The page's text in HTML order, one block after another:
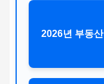
2026년 부동